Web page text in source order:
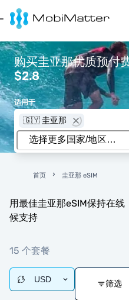
购买圭亚那优质预付
$2.8
适用于
🇬🇾 圭亚那
首页 圭亚那 eSIM
用最佳圭亚那eSIM保持在
候支持
15 个套餐
USD 筛选